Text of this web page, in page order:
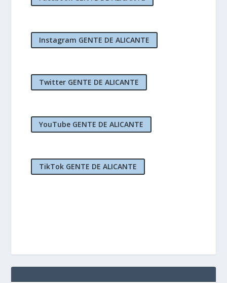
Instagram GENTE DE ALICANTE
Twitter GENTE DE ALICANTE
YouTube GENTE DE ALICANTE
TikTok GENTE DE ALICANTE